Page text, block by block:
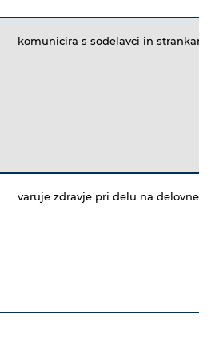
komunicira s sodelavci in strankami
varuje zdravje pri delu na